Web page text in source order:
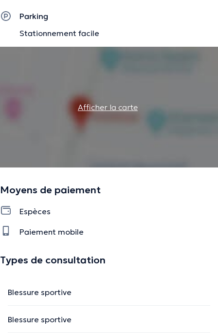
Parking
Stationnement facile
Afficher la carte
Moyens de paiement
Espèces
Paiement mobile
Types de consultation
Blessure sportive
Blessure sportive